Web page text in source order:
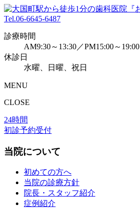
Tel.06-6645-6487
診療時間
AM9:30～13:30／PM15:00～19:00
休診日
水曜、日曜、祝日
MENU
CLOSE
24時間
初診予約受付
当院について
初めての方へ
当院の診療方針
院長・スタッフ紹介
症例紹介